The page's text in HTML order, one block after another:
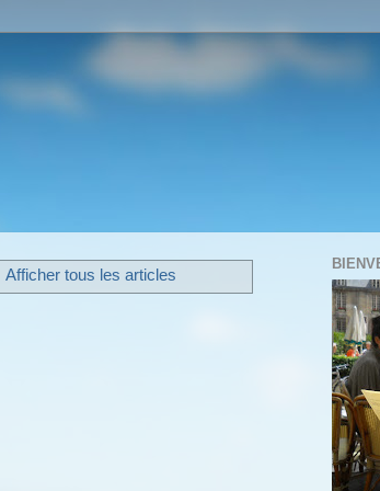
Afficher tous les articles